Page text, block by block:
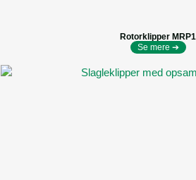
Rotorklipper MRP1
Se mere ➔